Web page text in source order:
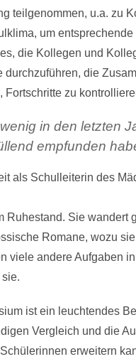
teilgenommen, u.a. zu
um
die Kollegen und
die
Fortschritte zu
in den letzten
empfunden
als Schulleiterin des
Ruhestand. Sie wandert
Romane, wozu
viele andere Aufgaben
ist ein leuchtendes
Vergleich und die
erweitern